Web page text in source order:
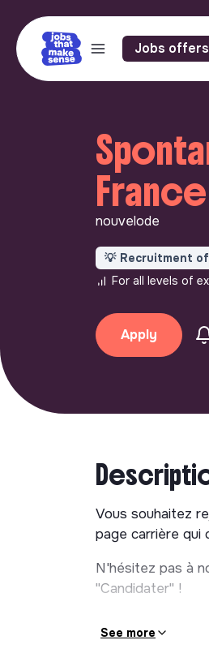
Jobs offers
France
nouvelode
💡 Recruitment
For all levels of
Apply
Vous souhaitez
page carrière qui
N'hésitez pas à
"Candidater" !
See more